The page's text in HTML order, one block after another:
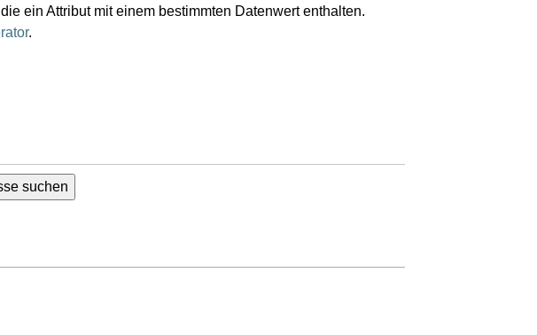
ein Attribut mit einem bestimmten Datenwert enthalten.
.